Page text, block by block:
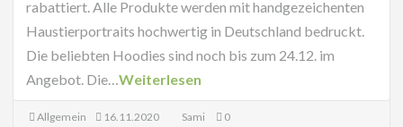
rabattiert. Alle Produkte werden mit handgezeichenten
Haustierportraits hochwertig in Deutschland bedruckt.
Die beliebten Hoodies sind noch bis zum 24.12. im
Angebot. Die…Weiterlesen
Allgemein 16.11.2020 Sami 0